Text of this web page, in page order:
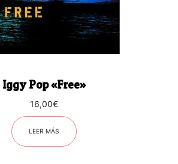
Iggy Pop «Free»
16,00€
LEER MÁS